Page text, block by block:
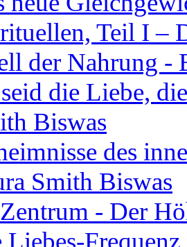
Teil I –
der Nahrung -
die Liebe,
Biswas
des
Smith Biswas
- Der
Liebes-